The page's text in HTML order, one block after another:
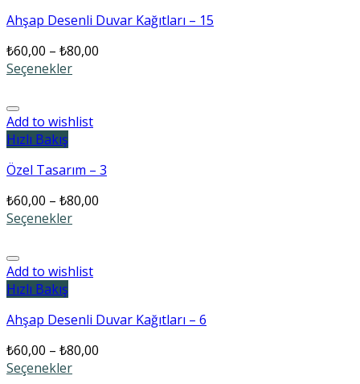
Ahşap Desenli Duvar Kağıtları – 15
₺60,00 – ₺80,00
Seçenekler
Add to wishlist
Hızlı Bakış
Özel Tasarım – 3
₺60,00 – ₺80,00
Seçenekler
Add to wishlist
Hızlı Bakış
Ahşap Desenli Duvar Kağıtları – 6
₺60,00 – ₺80,00
Seçenekler